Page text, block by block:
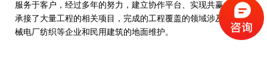
服务于客户，经过多年的努力，建立协作平台、实现共赢，先后
承接了大量工程的相关项目，完成的工程覆盖的领域涉及工程机
械电厂纺织等企业和民用建筑的地面维护。